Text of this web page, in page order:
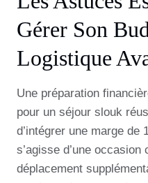
Gérer Son
Logistique
Une préparation
pour un séjour slouk
d’intégrer une marge de
s’agisse d’une occasion
déplacement